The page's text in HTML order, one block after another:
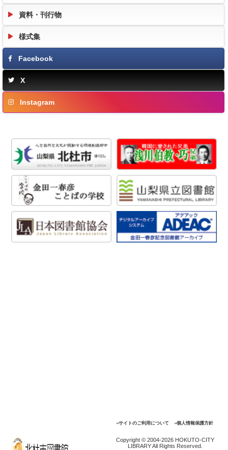
資料・刊行物
様式集
Facebook
X
Instagram
⇒サイトのご利用について ⇒個人情報保護方針
Copyright © 2004-2026 HOKUTO-CITY
LIBRARY All Rights Reserved.